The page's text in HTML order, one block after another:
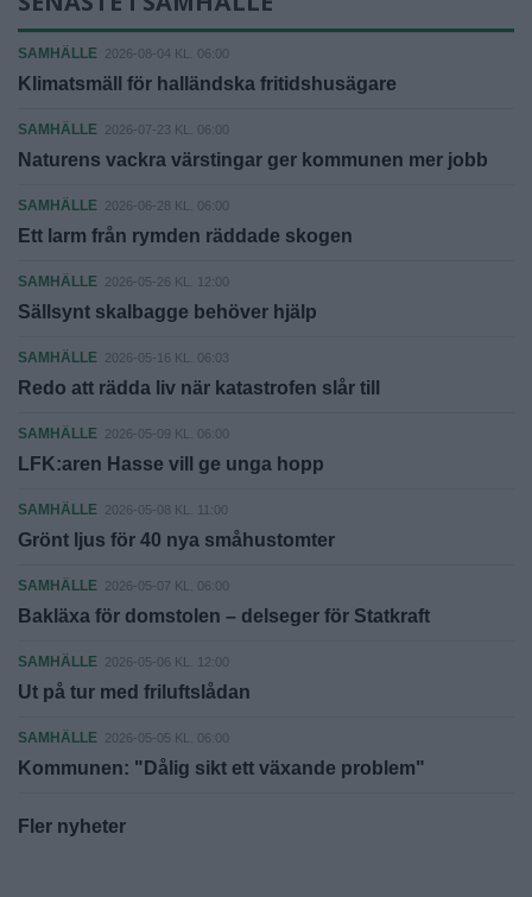
SAMHÄLLE 2026-08-04 KL. 06:00
Klimatsmäll för halländska fritidshusägare
SAMHÄLLE 2026-07-23 KL. 06:00
Naturens vackra värstingar ger kommunen mer jobb
SAMHÄLLE 2026-06-28 KL. 06:00
Ett larm från rymden räddade skogen
SAMHÄLLE 2026-05-26 KL. 12:00
Sällsynt skalbagge behöver hjälp
SAMHÄLLE 2026-05-16 KL. 06:03
Redo att rädda liv när katastrofen slår till
SAMHÄLLE 2026-05-09 KL. 06:00
LFK:aren Hasse vill ge unga hopp
SAMHÄLLE 2026-05-08 KL. 11:00
Grönt ljus för 40 nya småhustomter
SAMHÄLLE 2026-05-07 KL. 06:00
Bakläxa för domstolen – delseger för Statkraft
SAMHÄLLE 2026-05-06 KL. 12:00
Ut på tur med friluftslådan
SAMHÄLLE 2026-05-05 KL. 06:00
Kommunen: "Dålig sikt ett växande problem"
Fler nyheter